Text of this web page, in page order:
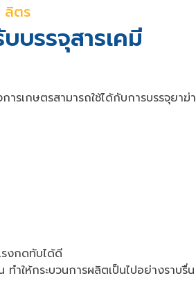
ลิตร
บรรจุสารเคมี
ารเกษตรสามารถใช้ได้กับการบรรจุยาฆ่า
งกดทับได้ดี
ำให้กระบวนการผลิตเป็นไปอย่างราบรื่น